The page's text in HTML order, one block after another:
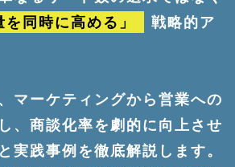
を同時に高める」
戦略的ア
マーケティングから営業への
、商談化率を劇的に向上させ
実践事例を徹底解説します。